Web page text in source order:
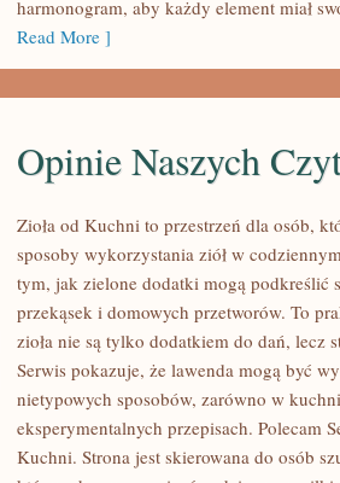
harmonogram, aby każdy element miał
Read More ]
OPINIE
NASZYCH
CZYTELNIKÓW
Opinie Naszych
Zioła od Kuchni to przestrzeń dla osób,
sposoby wykorzystania ziół w
tym, jak zielone dodatki mogą podkreślić
przekąsek i domowych przetworów. To
zioła nie są tylko dodatkiem do dań, lecz
Serwis pokazuje, że lawenda mogą być
nietypowych sposobów, zarówno w
eksperymentalnych przepisach. Polecam
Kuchni. Strona jest skierowana do osób